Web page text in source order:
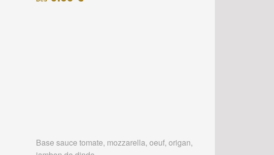
Base sauce tomate, mozzarella, oeuf, origan,